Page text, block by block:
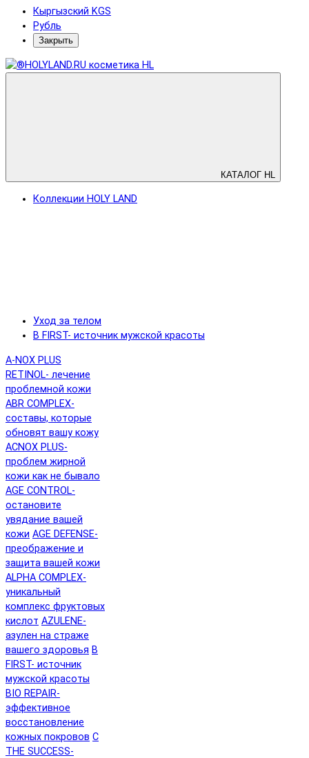
Кыргызский KGS
Рубль
Закрыть
КАТАЛОГ HL
Коллекции HOLY LAND
Уход за телом
B FIRST- источник мужской красоты
A-NOX PLUS
RETINOL- лечение
проблемной кожи
ABR COMPLEX-
составы, которые
обновят вашу кожу
ACNOX PLUS-
проблем жирной
кожи как не бывало
AGE CONTROL-
остановите
увядание вашей
кожи AGE DEFENSE-
преображение и
защита вашей кожи
ALPHA COMPLEX-
уникальный
комплекс фруктовых
кислот AZULENE-
азулен на страже
вашего здоровья B
FIRST- источник
мужской красоты
BIO REPAIR-
эффективное
восстановление
кожных покровов C
THE SUCCESS-